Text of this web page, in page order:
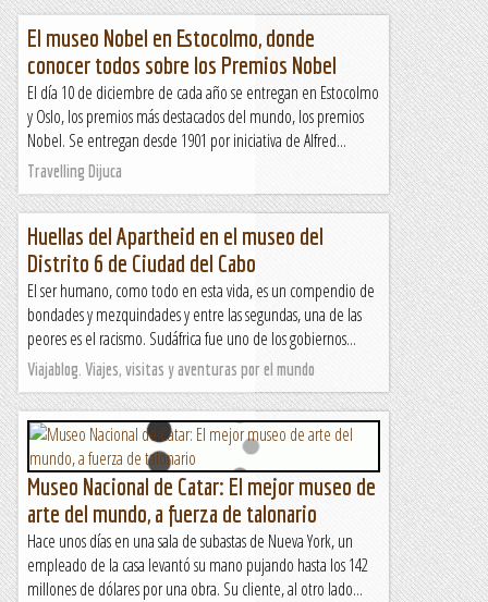
El museo Nobel en Estocolmo, donde
conocer todos sobre los Premios Nobel
El día 10 de diciembre de cada año se entregan en Estocolmo
y Oslo, los premios más destacados del mundo, los premios
Nobel. Se entregan desde 1901 por iniciativa de Alfred...
Travelling Dijuca
Huellas del Apartheid en el museo del
Distrito 6 de Ciudad del Cabo
El ser humano, como todo en esta vida, es un compendio de
bondades y mezquindades y entre las segundas, una de las
peores es el racismo. Sudáfrica fue uno de los gobiernos...
Viajablog. Viajes, visitas y aventuras por el mundo
Museo Nacional de Catar: El mejor museo de
arte del mundo, a fuerza de talonario
Hace unos días en una sala de subastas de Nueva York, un
empleado de la casa levantó su mano pujando hasta los 142
millones de dólares por una obra. Su cliente, al otro lado...